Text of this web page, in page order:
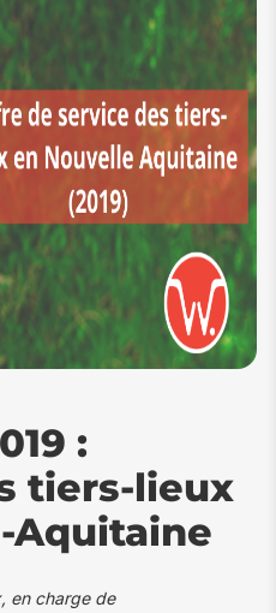
:
tiers-lieux
Aquitaine
en charge de